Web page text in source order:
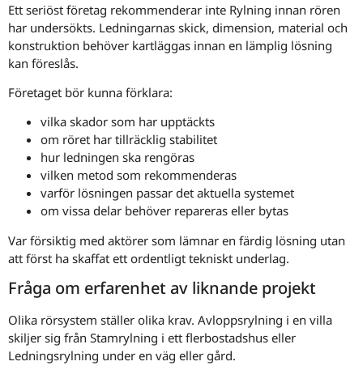
Ett seriöst företag rekommenderar inte Rylning innan rören
har undersökts. Ledningarnas skick, dimension, material och
konstruktion behöver kartläggas innan en lämplig lösning
kan föreslås.
Företaget bör kunna förklara:
vilka skador som har upptäckts
om röret har tillräcklig stabilitet
hur ledningen ska rengöras
vilken metod som rekommenderas
varför lösningen passar det aktuella systemet
om vissa delar behöver repareras eller bytas
Var försiktig med aktörer som lämnar en färdig lösning utan
att först ha skaffat ett ordentligt tekniskt underlag.
Fråga om erfarenhet av liknande projekt
Olika rörsystem ställer olika krav. Avloppsrylning i en villa
skiljer sig från Stamrylning i ett flerbostadshus eller
Ledningsrylning under en väg eller gård.